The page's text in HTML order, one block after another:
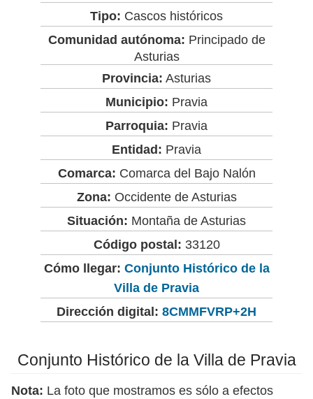
Tipo: Cascos históricos
Comunidad autónoma: Principado de
Asturias
Provincia: Asturias
Municipio: Pravia
Parroquia: Pravia
Entidad: Pravia
Comarca: Comarca del Bajo Nalón
Zona: Occidente de Asturias
Situación: Montaña de Asturias
Código postal: 33120
Cómo llegar: Conjunto Histórico de la
Villa de Pravia
Dirección digital: 8CMMFVRP+2H
Conjunto Histórico de la Villa de Pravia
Nota: La foto que mostramos es sólo a efectos